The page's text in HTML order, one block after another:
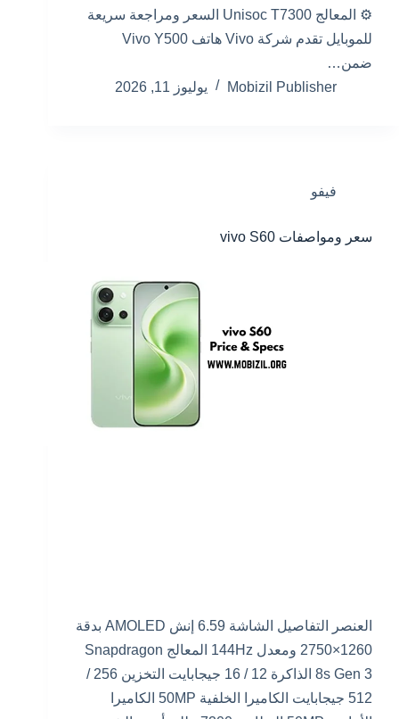
⚙️ المعالج Unisoc T7300 السعر ومراجعة سريعة
للموبايل تقدم شركة Vivo هاتف Vivo Y500
ضمن…
Mobizil Publisher
يوليوز 11, 2026
فيفو
سعر ومواصفات vivo S60
العنصر التفاصيل الشاشة 6.59 إنش AMOLED بدقة
1260×2750 ومعدل 144Hz المعالج Snapdragon
8s Gen 3 الذاكرة 12 / 16 جيجابايت التخزين 256 /
512 جيجابايت الكاميرا الخلفية 50MP الكاميرا